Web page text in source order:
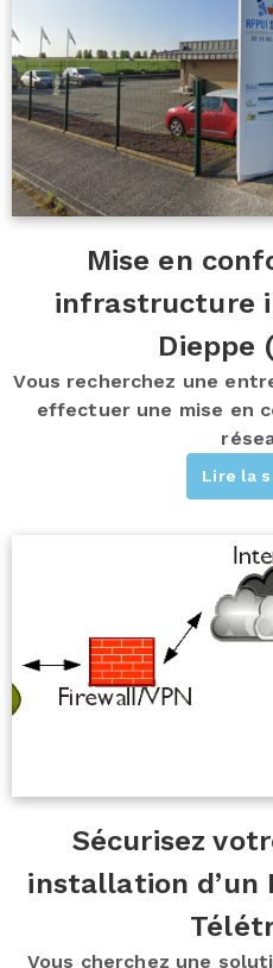
Mise en
infrastructure
Dieppe
Vous recherchez une
effectuer une mise en
Lire la
Sécurisez
installation d’un
Vous cherchez une